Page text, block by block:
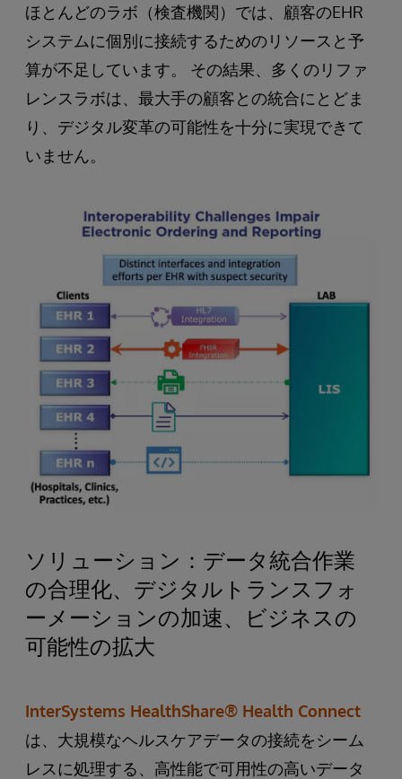
ほとんどのラボ（検査機関）では、顧客のEHR
システムに個別に接続するためのリソースと予
算が不足しています。 その結果、多くのリファ
レンスラボは、最大手の顧客との統合にとどま
り、デジタル変革の可能性を十分に実現できて
いません。
ソリューション：データ統合作業
の合理化、デジタルトランスフォ
ーメーションの加速、ビジネスの
可能性の拡大
InterSystems HealthShare® Health Connect
は、大規模なヘルスケアデータの接続をシーム
レスに処理する、高性能で可用性の高いデータ